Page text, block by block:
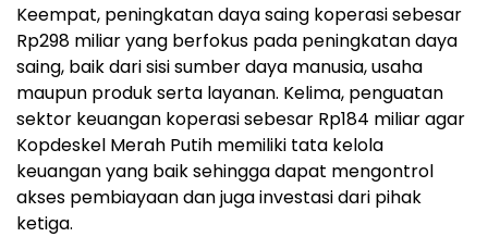
Keempat, peningkatan daya saing koperasi sebesar
Rp298 miliar yang berfokus pada peningkatan daya
saing, baik dari sisi sumber daya manusia, usaha
maupun produk serta layanan. Kelima, penguatan
sektor keuangan koperasi sebesar Rp184 miliar agar
Kopdeskel Merah Putih memiliki tata kelola
keuangan yang baik sehingga dapat mengontrol
akses pembiayaan dan juga investasi dari pihak
ketiga.